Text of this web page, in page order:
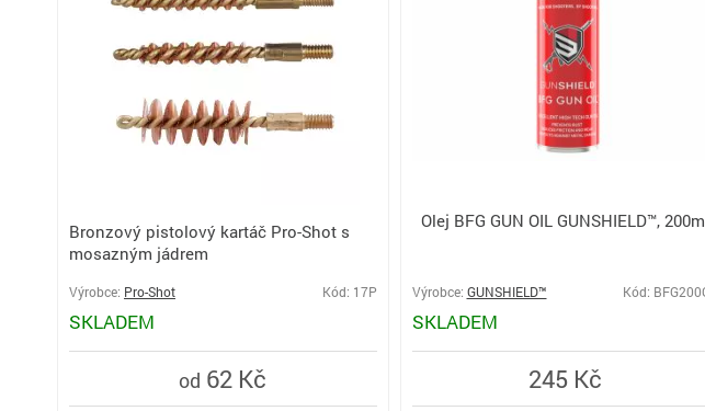
Bronzový pistolový kartáč Pro-Shot s
mosazným jádrem
Výrobce: Pro-Shot Kód: 17P
SKLADEM
od 62 Kč
Olej BFG GUN OIL GUNSHIELD™,
Výrobce: GUNSHIELD™ Kód:
SKLADEM
245 Kč